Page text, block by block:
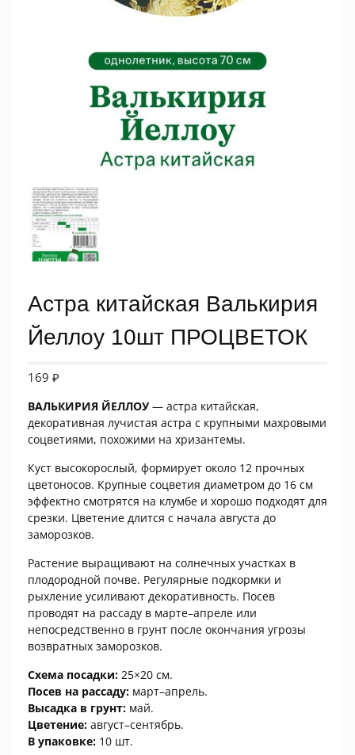
Астра китайская Валькирия
Йеллоу 10шт ПРОЦВЕТОК
169 ₽
ВАЛЬКИРИЯ ЙЕЛЛОУ — астра китайская,
декоративная лучистая астра с крупными махровыми
соцветиями, похожими на хризантемы.
Куст высокорослый, формирует около 12 прочных
цветоносов. Крупные соцветия диаметром до 16 см
эффектно смотрятся на клумбе и хорошо подходят для
срезки. Цветение длится с начала августа до
заморозков.
Растение выращивают на солнечных участках в
плодородной почве. Регулярные подкормки и
рыхление усиливают декоративность. Посев
проводят на рассаду в марте–апреле или
непосредственно в грунт после окончания угрозы
возвратных заморозков.
Схема посадки: 25×20 см.
Посев на рассаду: март–апрель.
Высадка в грунт: май.
Цветение: август–сентябрь.
В упаковке: 10 шт.